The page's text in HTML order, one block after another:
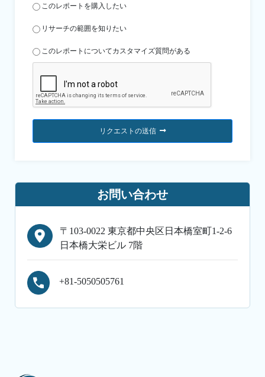
このレポートを購入したい
リサーチの範囲を知りたい
このレポートについてカスタマイズ質問がある
リクエストの送信
お問い合わせ
〒103-0022 東京都中央区日本橋室町1-2-6
日本橋大栄ビル 7階
+81-5050505761